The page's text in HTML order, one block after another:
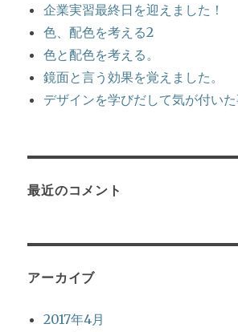
企業実習最終日を迎えました！
色、配色を考える2
色と配色を考える。
鏡面と言う効果を覚えました。
デザインを学びだして気が付いた
最近のコメント
アーカイブ
2017年4月